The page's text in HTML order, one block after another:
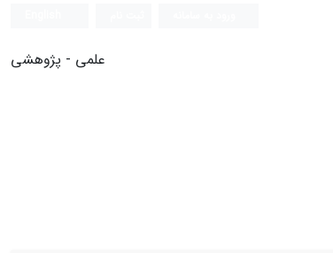
علمی - پژوهشی